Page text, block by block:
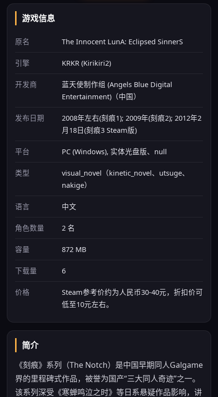
游戏信息
原名 The Innocent LunA: Eclipsed SinnerS
引擎 KRKR (Kirikiri2)
开发商
蓝天使制作组 (Angels Blue Digital
Entertainment)（中国）
发布日期
2008年左右(刻痕1); 2009年(刻痕2); 2012年2
月18日(刻痕3 Steam版)
平台 PC (Windows), 实体光盘版、null
类型
visual_novel（kinetic_novel、utsuge、
nakige）
语言 中文
角色数量 2 名
容量 872 MB
下载量 6
价格
Steam参考价约为人民币30-40元，折扣价可
低至10元左右。
简介
《刻痕》系列（The Notch）是中国早期同人Galgame
界的里程碑式作品，被誉为国产“三大同人奇迹”之一。
该系列深受《寒蝉鸣泣之时》等日系悬疑作品影响，讲